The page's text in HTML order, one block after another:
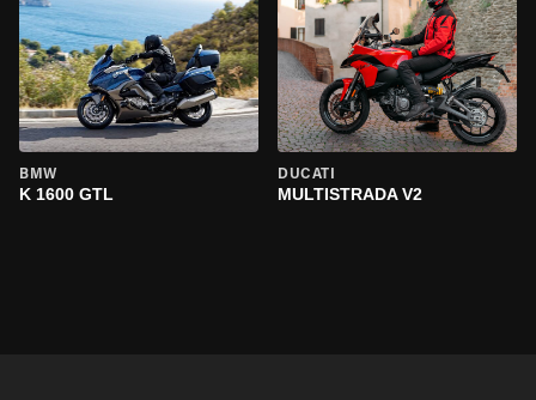
BMW
K 1600 GTL
DUCATI
MULTISTRADA V2